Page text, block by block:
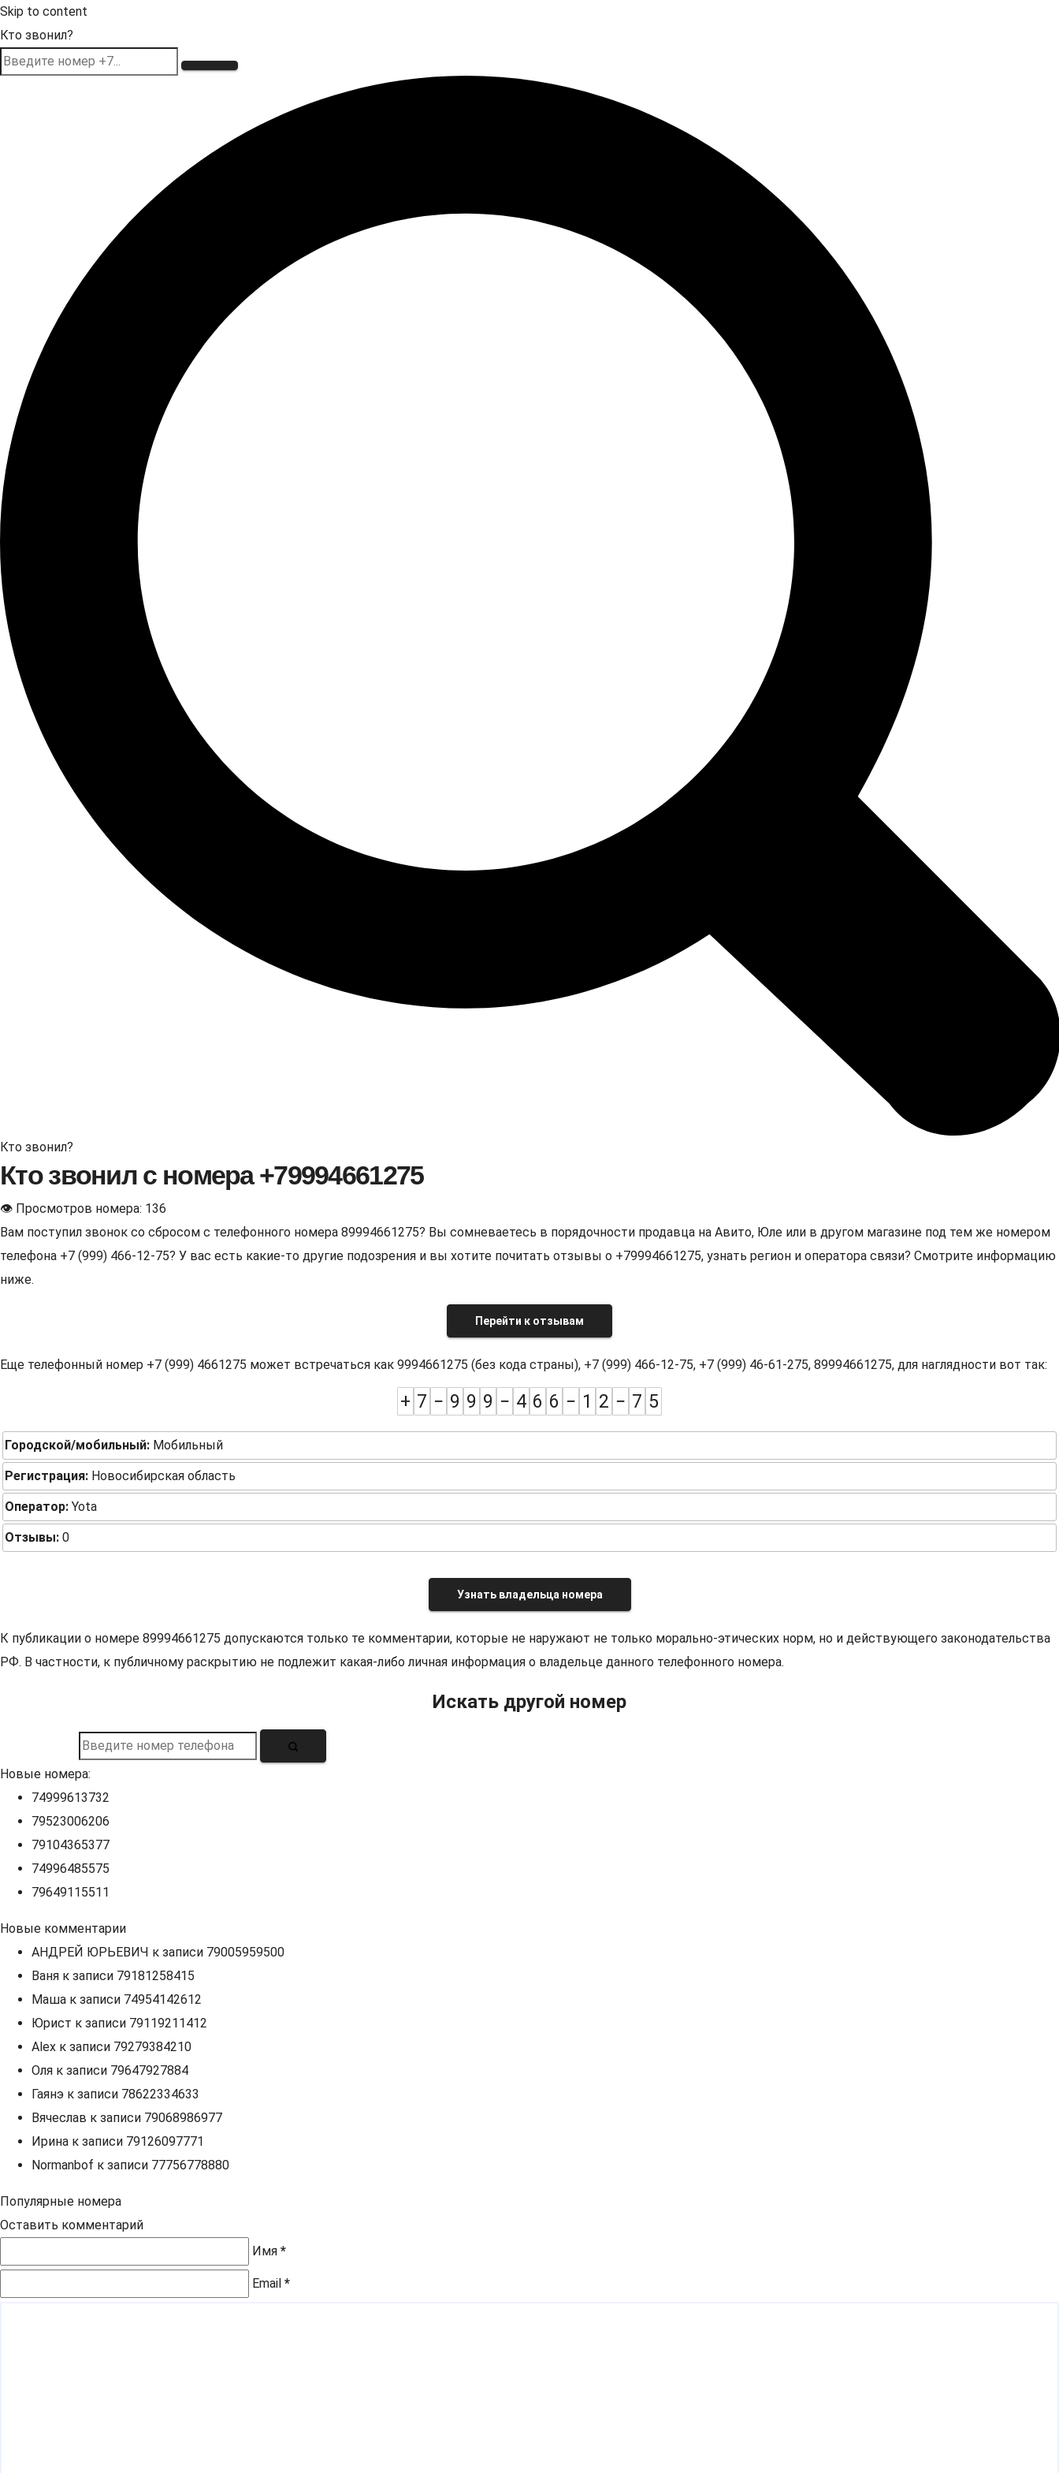
Skip to content
Кто звонил?
Кто звонил?
Кто звонил с номера +79994661275
👁 Просмотров номера: 136
Вам поступил звонок со сбросом с телефонного номера 89994661275? Вы сомневаетесь в порядочности продавца на Авито, Юле или в другом магазине под тем же номером
телефона +7 (999) 466-12-75? У вас есть какие-то другие подозрения и вы хотите почитать отзывы о +79994661275, узнать регион и оператора связи? Смотрите информацию
ниже.
Перейти к отзывам
Еще телефонный номер +7 (999) 4661275 может встречаться как 9994661275 (без кода страны), +7 (999) 466-12-75, +7 (999) 46-61-275, 89994661275, для наглядности вот так:
+ 7 − 9 9 9 − 4 6 6 − 1 2 − 7 5
Городской/мобильный: Мобильный
Регистрация: Новосибирская область
Оператор: Yota
Отзывы: 0
Узнать владельца номера
К публикации о номере 89994661275 допускаются только те комментарии, которые не наружают не только морально-этических норм, но и действующего законодательства
РФ. В частности, к публичному раскрытию не подлежит какая-либо личная информация о владельце данного телефонного номера.
Искать другой номер
Новые номера:
74999613732
79523006206
79104365377
74996485575
79649115511
Новые комментарии
АНДРЕЙ ЮРЬЕВИЧ к записи 79005959500
Ваня к записи 79181258415
Маша к записи 74954142612
Юрист к записи 79119211412
Alex к записи 79279384210
Оля к записи 79647927884
Гаянэ к записи 78622334633
Вячеслав к записи 79068986977
Ирина к записи 79126097771
Normanbof к записи 77756778880
Популярные номера
Оставить комментарий
Имя *
Email *